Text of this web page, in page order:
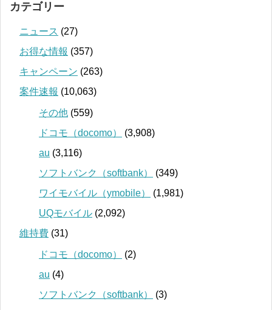
カテゴリー
ニュース (27)
お得な情報 (357)
キャンペーン (263)
案件速報 (10,063)
その他 (559)
ドコモ（docomo）
(3,908)
au (3,116)
ソフトバンク（softbank）
(349)
ワイモバイル（ymobile）
(1,981)
UQモバイル (2,092)
維持費 (31)
ドコモ（docomo）
(2)
au (4)
ソフトバンク（softbank）
(3)